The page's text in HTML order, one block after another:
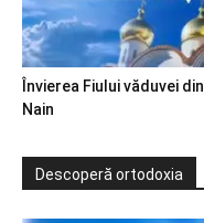
Învierea Fiului văduvei din
Nain
Descoperă ortodoxia